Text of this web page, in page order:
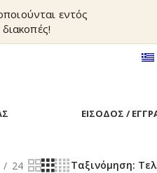
εντός
ΕΊΣΟΔΟΣ /
24